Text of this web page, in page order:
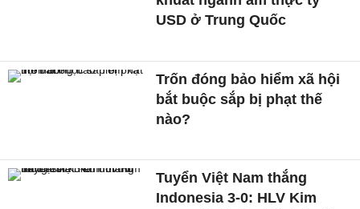
USD ở Trung Quốc
Trốn đóng bảo hiểm xã hội
bắt buộc sắp bị phạt thế
nào?
Tuyển Việt Nam thắng
Indonesia 3-0: HLV Kim